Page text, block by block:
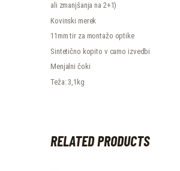
ali zmanjšanja na 2+1)
Kovinski merek
11mm tir za montažo optike
Sintetično kopito v camo izvedbi
Menjalni čoki
Teža: 3,1kg
RELATED PRODUCTS